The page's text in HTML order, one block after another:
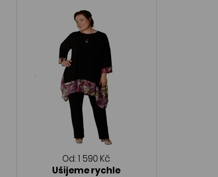
Od:1 590 Kč
Ušijeme rychle